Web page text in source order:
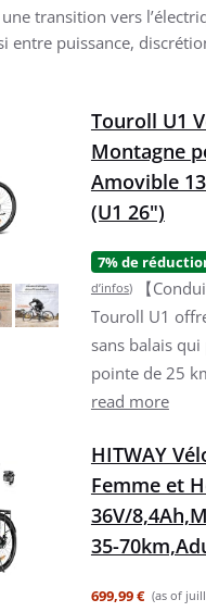
transition vers
entre puissance,
Touroll U1
Montagne
Amovible
(U1 26")
7% de
d’infos)
【
Touroll U1
sans balais
pointe de 25
read more
HITWAY
Femme et
36V/
35-
699,99 € (as of